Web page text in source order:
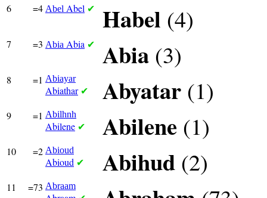
6 =4 Abel Abel ✔ Habel (4)
7 =3 Abia Abia ✔ Abia (3)
8 =1 Abiayar
Abiathar ✔ Abyatar (1)
9 =1 Abilhnh
Abilene ✔ Abilene (1)
10 =2 Abioud
Abioud ✔ Abihud (2)
11 =73 Abraam